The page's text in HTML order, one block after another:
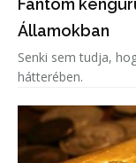
Fantom
Államokban
Senki sem tudja,
hátterében.